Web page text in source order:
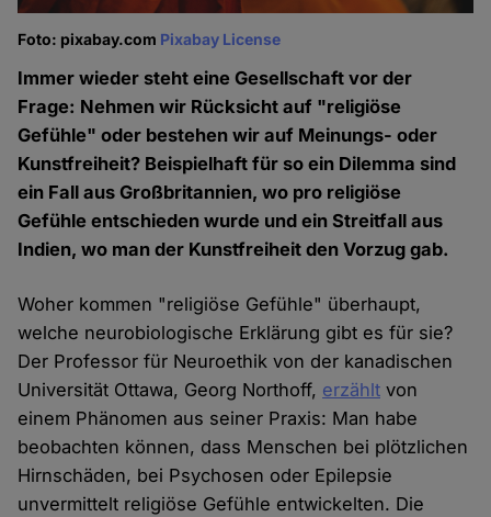
Foto: pixabay.com Pixabay License
Immer wieder steht eine Gesellschaft vor der
Frage: Nehmen wir Rücksicht auf "religiöse
Gefühle" oder bestehen wir auf Meinungs- oder
Kunstfreiheit? Beispielhaft für so ein Dilemma sind
ein Fall aus Großbritannien, wo pro religiöse
Gefühle entschieden wurde und ein Streitfall aus
Indien, wo man der Kunstfreiheit den Vorzug gab.
Woher kommen "religiöse Gefühle" überhaupt,
welche neurobiologische Erklärung gibt es für sie?
Der Professor für Neuroethik von der kanadischen
Universität Ottawa, Georg Northoff, erzählt von
einem Phänomen aus seiner Praxis: Man habe
beobachten können, dass Menschen bei plötzlichen
Hirnschäden, bei Psychosen oder Epilepsie
unvermittelt religiöse Gefühle entwickelten. Die